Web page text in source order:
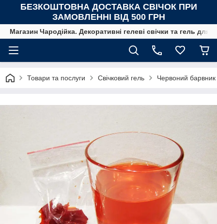
БЕЗКОШТОВНА ДОСТАВКА СВІЧОК ПРИ
ЗАМОВЛЕННІ ВІД 500 ГРН
Магазин Чародійка. Декоративні гелеві свічки та гель для
Товари та послуги Свічковий гель Червоний барвник